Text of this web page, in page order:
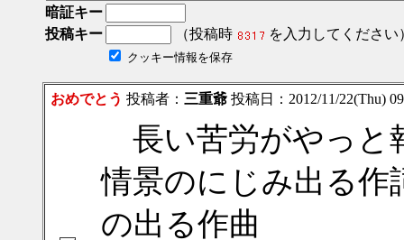
暗証キー
投稿キー
（投稿時 を入力してください
クッキー情報を保存
おめでとう 投稿者： 三重爺 投稿日：2012/11/22(Thu)
長い苦労がやっと
情景のにじみ出る作
の出る作曲